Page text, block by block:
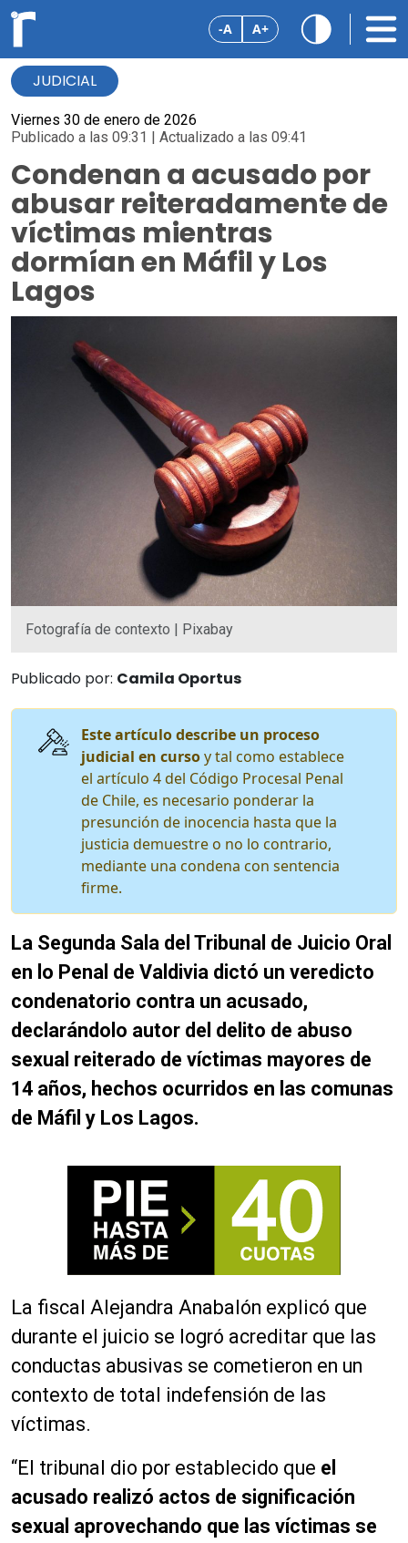
-A A+
JUDICIAL
Viernes 30 de enero de 2026
Publicado a las 09:31 | Actualizado a las 09:41
Condenan a acusado por
abusar reiteradamente de
víctimas mientras
dormían en Máfil y Los
Lagos
Fotografía de contexto | Pixabay
Publicado por: Camila Oportus
Este artículo describe un proceso
judicial en cursoy tal como establece
el artículo 4 del Código Procesal Penal
de Chile, es necesario ponderar la
presunción de inocencia hasta que la
justicia demuestre o no lo contrario,
mediante una condena con sentencia
firme.
La Segunda Sala del Tribunal de Juicio Oral
en lo Penal de Valdivia dictó un veredicto
condenatorio contra un acusado,
declarándolo autor del delito de abuso
sexual reiterado de víctimas mayores de
14 años, hechos ocurridos en las comunas
de Máfil y Los Lagos.
La fiscal Alejandra Anabalón explicó que
durante el juicio se logró acreditar que las
conductas abusivas se cometieron en un
contexto de total indefensión de las
víctimas.
“El tribunal dio por establecido que el
acusado realizó actos de significación
sexual aprovechando que las víctimas se